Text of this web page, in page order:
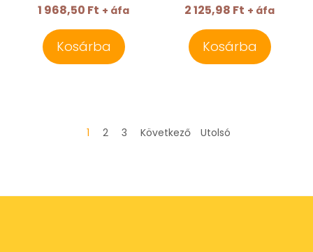
1 968,50 Ft + áfa
Kosárba
2 125,98 Ft + áfa
Kosárba
1 2 3 Következő Utolsó